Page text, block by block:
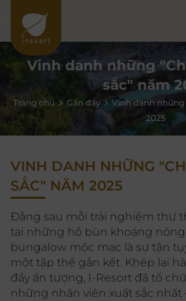
Vinh danh những
sắc" năm
Trang chủ Gần đây
Vinh danh những
2025
VINH DANH NHỮNG
SẮC" NĂM 2025
Đằng sau mỗi trải nghiệm thư
tại những hồ bùn khoáng
bungalow mộc mạc là sự tận
một tập thể gắn kết. Khép lại
đầy ấn tượng, I-Resort đã tổ
những nhân viên xuất sắc